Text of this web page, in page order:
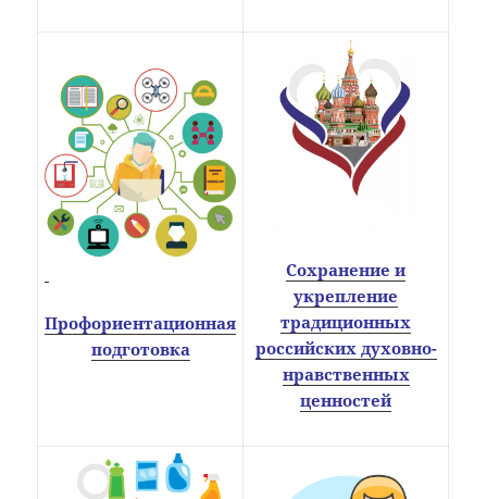
Профориентационная
подготовка
Сохранение и
укрепление
традиционных
российских духовно-
нравственных
ценностей